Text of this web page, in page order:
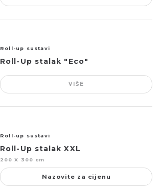
Roll-up sustavi
Roll-Up stalak "Eco"
VIŠE
Roll-up sustavi
Roll-Up stalak XXL
200 X 300 cm
Nazovite za cijenu